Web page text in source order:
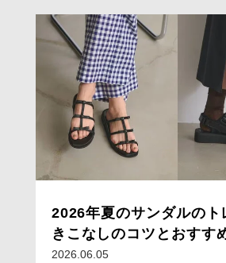
2026年夏のサンダルのト
きこなしのコツとおすす
ースサンダルコーデ15選
2026.06.05